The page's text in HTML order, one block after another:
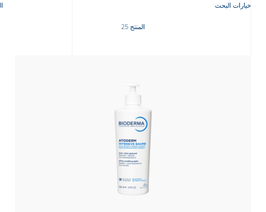
خيارات البحث
المنتج 25